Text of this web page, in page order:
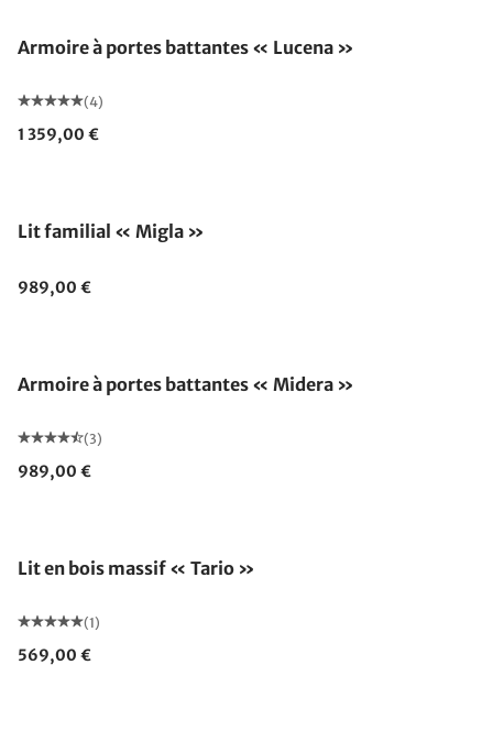
Armoire à portes battantes « Lucena »
(4)
1 359,00 €
Lit familial « Migla »
989,00 €
Armoire à portes battantes « Midera »
(3)
989,00 €
Lit en bois massif « Tario »
(1)
569,00 €